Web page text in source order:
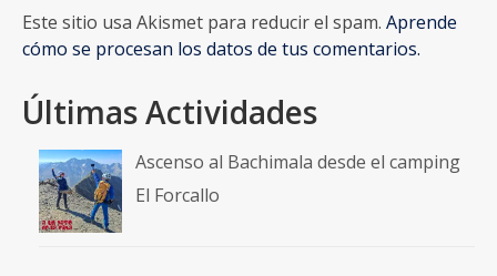
Este sitio usa Akismet para reducir el spam. Aprende
cómo se procesan los datos de tus comentarios.
Últimas Actividades
Ascenso al Bachimala desde el camping
El Forcallo